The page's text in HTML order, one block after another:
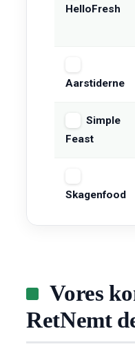
HelloFresh
Aarstiderne
Simple
Feast
Skagenfood
Vores
RetNemt